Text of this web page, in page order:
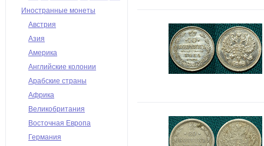
Иностранные монеты
Австрия
Азия
Америка
Английские колонии
Арабские страны
Африка
Великобритания
Восточная Европа
Германия